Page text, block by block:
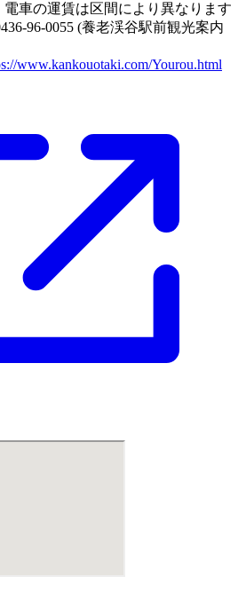
車の運賃は区間により異なります
96-0055 (養老渓谷駅前観光案内
www.kankouotaki.com/Yourou.html